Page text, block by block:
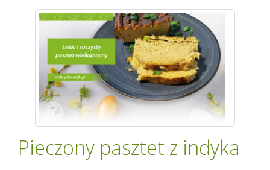
Pieczony pasztet z indyka